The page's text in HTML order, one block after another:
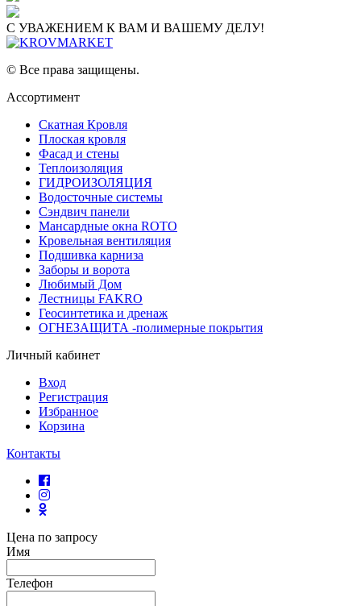
С УВАЖЕНИЕМ К ВАМ И ВАШЕМУ ДЕЛУ!
© Все права защищены.
Ассортимент
Скатная Кровля
Плоская кровля
Фасад и стены
Теплоизоляция
ГИДРОИЗОЛЯЦИЯ
Водосточные системы
Сэндвич панели
Мансардные окна ROTO
Кровельная вентиляция
Подшивка карниза
Заборы и ворота
Любимый Дом
Лестницы FAKRO
Геосинтетика и дренаж
ОГНЕЗАЩИТА -полимерные покрытия
Личный кабинет
Вход
Регистрация
Избранное
Корзина
Контакты
Цена по запросу
Имя
Телефон